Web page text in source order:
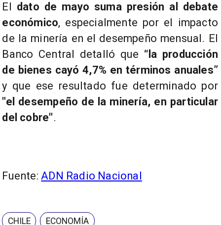
El dato de mayo suma presión al debate
económico, especialmente por el impacto
de la minería en el desempeño mensual. El
Banco Central detalló que “la producción
de bienes cayó 4,7% en términos anuales”
y que ese resultado fue determinado por
"el desempeño de la minería, en particular
del cobre".
Fuente:ADN Radio Nacional
CHILE ECONOMÍA